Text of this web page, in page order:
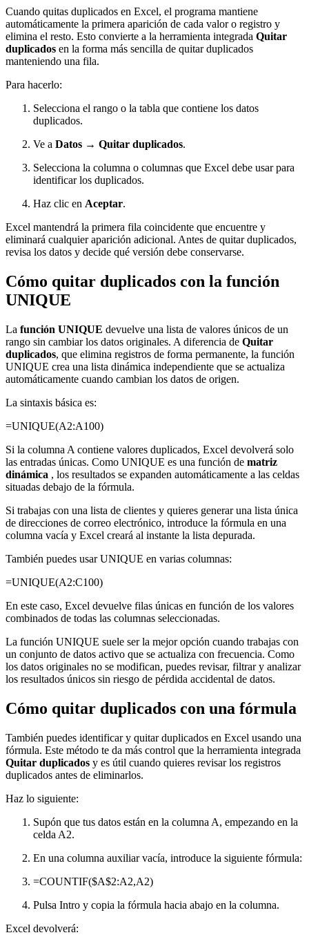
Cuando quitas duplicados en Excel, el programa mantiene
automáticamente la primera aparición de cada valor o registro y
elimina el resto. Esto convierte a la herramienta integrada Quitar
duplicados en la forma más sencilla de quitar duplicados
manteniendo una fila.
Para hacerlo:
Selecciona el rango o la tabla que contiene los datos
duplicados.
Ve a Datos → Quitar duplicados.
Selecciona la columna o columnas que Excel debe usar para
identificar los duplicados.
Haz clic en Aceptar.
Excel mantendrá la primera fila coincidente que encuentre y
eliminará cualquier aparición adicional. Antes de quitar duplicados,
revisa los datos y decide qué versión debe conservarse.
Cómo quitar duplicados con la función
UNIQUE
La función UNIQUE devuelve una lista de valores únicos de un
rango sin cambiar los datos originales. A diferencia de Quitar
duplicados, que elimina registros de forma permanente, la función
UNIQUE crea una lista dinámica independiente que se actualiza
automáticamente cuando cambian los datos de origen.
La sintaxis básica es:
=UNIQUE(A2:A100)
Si la columna A contiene valores duplicados, Excel devolverá solo
las entradas únicas. Como UNIQUE es una función de matriz
dinámica , los resultados se expanden automáticamente a las celdas
situadas debajo de la fórmula.
Si trabajas con una lista de clientes y quieres generar una lista única
de direcciones de correo electrónico, introduce la fórmula en una
columna vacía y Excel creará al instante la lista depurada.
También puedes usar UNIQUE en varias columnas:
=UNIQUE(A2:C100)
En este caso, Excel devuelve filas únicas en función de los valores
combinados de todas las columnas seleccionadas.
La función UNIQUE suele ser la mejor opción cuando trabajas con
un conjunto de datos activo que se actualiza con frecuencia. Como
los datos originales no se modifican, puedes revisar, filtrar y analizar
los resultados únicos sin riesgo de pérdida accidental de datos.
Cómo quitar duplicados con una fórmula
También puedes identificar y quitar duplicados en Excel usando una
fórmula. Este método te da más control que la herramienta integrada
Quitar duplicados y es útil cuando quieres revisar los registros
duplicados antes de eliminarlos.
Haz lo siguiente:
Supón que tus datos están en la columna A, empezando en la
celda A2.
En una columna auxiliar vacía, introduce la siguiente fórmula:
=COUNTIF($A$2:A2,A2)
Pulsa Intro y copia la fórmula hacia abajo en la columna.
Excel devolverá: